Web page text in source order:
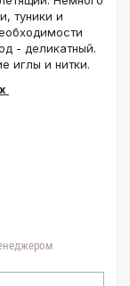
туники и
- деликатный.
иглы и нитки.